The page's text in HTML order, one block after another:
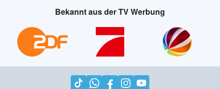
Bekannt aus der TV Werbung